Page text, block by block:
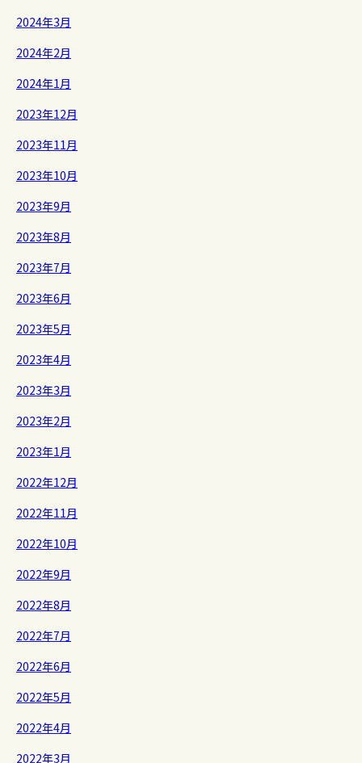
2024年3月
2024年2月
2024年1月
2023年12月
2023年11月
2023年10月
2023年9月
2023年8月
2023年7月
2023年6月
2023年5月
2023年4月
2023年3月
2023年2月
2023年1月
2022年12月
2022年11月
2022年10月
2022年9月
2022年8月
2022年7月
2022年6月
2022年5月
2022年4月
2022年3月